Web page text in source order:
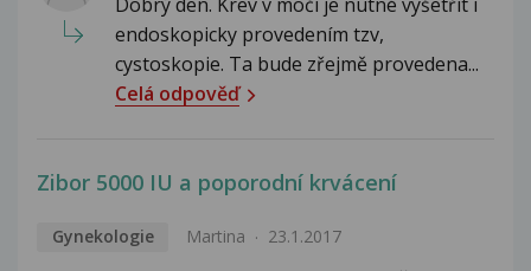
endoskopicky provedením tzv,
cystoskopie. Ta bude zřejmě provedena...
Celá odpověď
Zibor 5000 IU a poporodní krvácení
Gynekologie Martina 23.1.2017